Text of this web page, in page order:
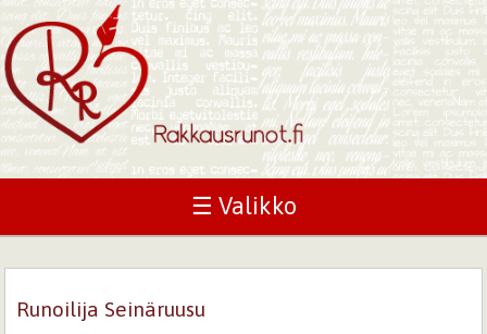
☰ Valikko
Runoilija Seinäruusu